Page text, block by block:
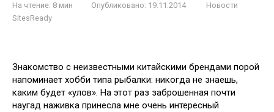
На чтение: 8 мин Опубликовано: 19.11.2014
Новости
SitesReady
Знакомство с неизвестными китайскими брендами порой
напоминает хобби типа рыбалки: никогда не знаешь,
каким будет «улов». На этот раз заброшенная почти
наугад наживка принесла мне очень интересный